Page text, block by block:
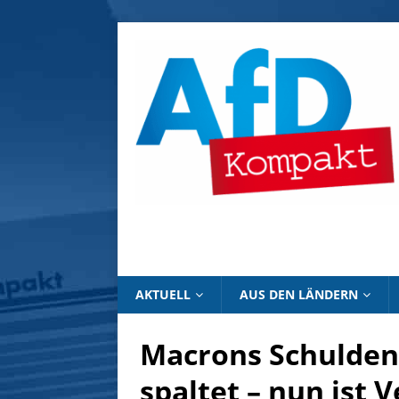
AKTUELL AUS DEN LÄNDERN
Macrons
spaltet – nun ist